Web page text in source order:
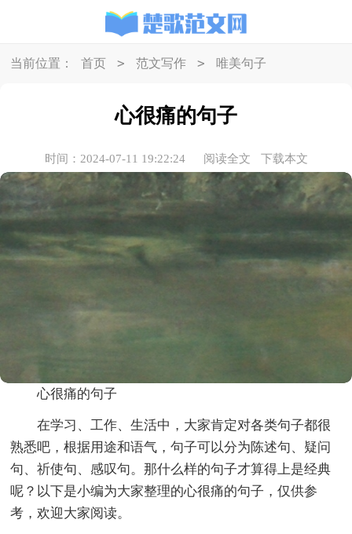
当前位置： 首页 > 范文写作 > 唯美句子
心很痛的句子
时间：2024-07-11 19:22:24 阅读全文 下载本文
心很痛的句子
在学习、工作、生活中，大家肯定对各类句子都很
熟悉吧，根据用途和语气，句子可以分为陈述句、疑问
句、祈使句、感叹句。那什么样的句子才算得上是经典
呢？以下是小编为大家整理的心很痛的句子，仅供参
考，欢迎大家阅读。